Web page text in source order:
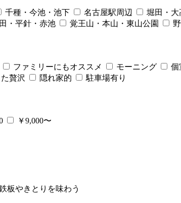
千種・今池・池下 名古屋駅周辺
堀田・大
・平針・赤池 覚王山・本山・東山公園
ファミリーにもオススメ モーニング
個
贅沢 隠れ家的 駐車場有り
￥9,000〜
板やきとりを味わう